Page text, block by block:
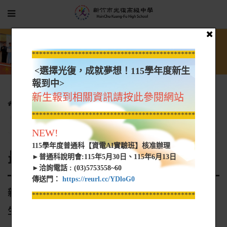
光復新聞
最新消息
新竹市私立光復高級中學115學年度暑假招考轉學生辦法
最新消息
新竹市私立光復高級中學115學年度暑假招考轉學
生辦法
*****************************************************
<選擇光復，成就夢想！115學年度新生
報到中>
新生報到相關資訊請按此參閱網站
*****************************************************
NEW!
115學年度普通科【資電AI實驗班】核准辦理
►普通科說明會:115年5月30日、115年6月13日
►洽詢電話 : (03)5753558~60
傳送門： https://reurl.cc/YDloG0
*****************************************************